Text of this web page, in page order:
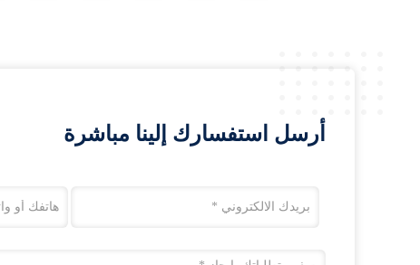
أرسل استفسارك إلينا مباشرة